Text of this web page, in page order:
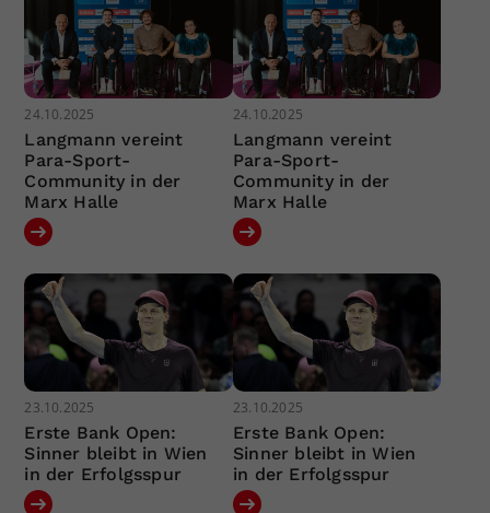
24.10.2025
Langmann vereint
Para-Sport-
Community in der
Marx Halle
24.10.2025
Langmann vereint
Para-Sport-
Community in der
Marx Halle
23.10.2025
Erste Bank Open:
Sinner bleibt in Wien
in der Erfolgsspur
23.10.2025
Erste Bank Open:
Sinner bleibt in Wien
in der Erfolgsspur